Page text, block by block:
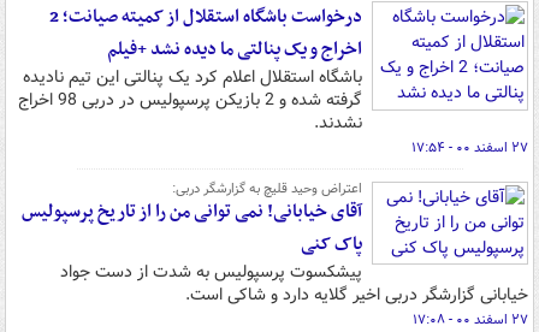
درخواست باشگاه استقلال از کمیته صیانت؛ 2
اخراج و یک پنالتی ما دیده نشد +فیلم
باشگاه استقلال اعلام کرد یک پنالتی این تیم نادیده
گرفته شده و 2 بازیکن پرسپولیس در دربی 98 اخراج
نشدند.
۲۷ اسفند ۰۰ - ۱۷:۵۴
اعتراض وحید قلیچ به گزارشگر دربی:
آقای خیابانی! نمی توانی من را از تاریخ پرسپولیس
پاک کنی
پیشکسوت پرسپولیس به شدت از دست جواد
خیابانی گزارشگر دربی اخیر گلایه دارد و شاکی است.
۲۷ اسفند ۰۰ - ۱۷:۰۸